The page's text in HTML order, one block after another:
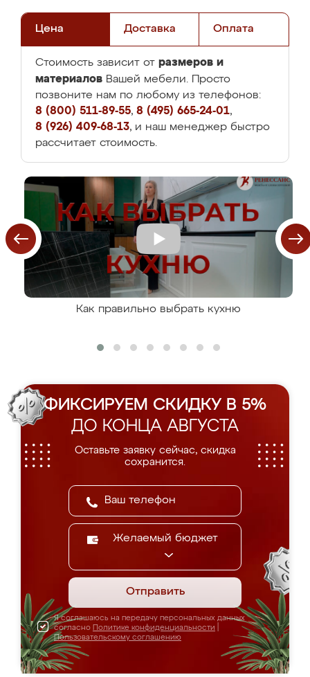
Цена Доставка Оплата
Стоимость зависит от размеров и
материалов Вашей мебели. Просто
позвоните нам по любому из телефонов:
8 (800) 511-89-55, 8 (495) 665-24-01,
8 (926) 409-68-13, и наш менеджер быстро
рассчитает стоимость.
Как правильно выбрать кухню
ФИКСИРУЕМ СКИДКУ В 5%
ДО КОНЦА АВГУСТА
Оставьте заявку сейчас, скидка
сохранится.
Желаемый бюджет
Отправить
Я соглашаюсь на передачу персональных данных
согласно Политике конфиденциальности
Пользовательскому соглашению